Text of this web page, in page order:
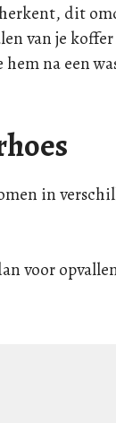
dit
van je koffer
na een
in
voor